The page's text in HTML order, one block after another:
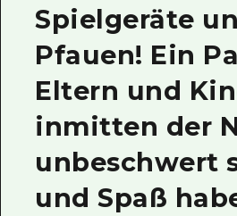
Foto-
Spielgeräte
Pfauen! Ein
Eltern und
inmitten der
unbeschwert
und Spaß